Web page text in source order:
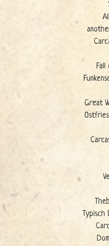
Fall
Great
Typisch